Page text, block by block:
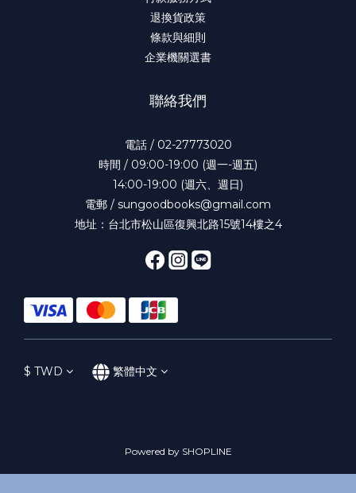
退換貨政策
條款與細則
企業機關選書
聯絡我們
電話 / 02-27773020
時間 / 09:00-19:00 (週一-週五)
14:00-19:00 (週六、週日)
電郵 / sungoodbooks@gmail.com
地址：台北市松山區復興北路15號14樓之4
$ TWD 繁體中文
Powered by SHOPLINE